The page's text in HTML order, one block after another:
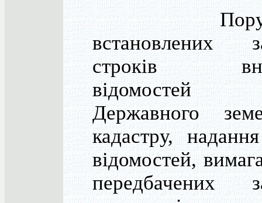
встановлених
строків
Державного
кадастру,
відомостей,
передбачених